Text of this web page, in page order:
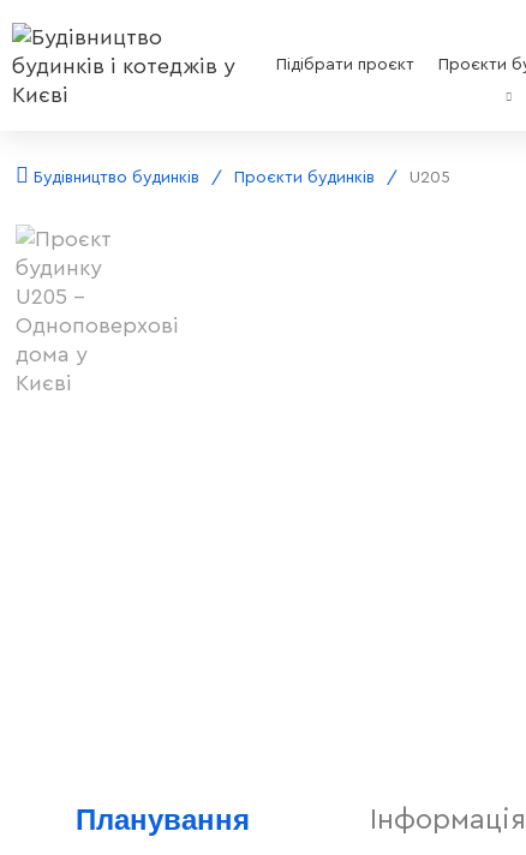
Підібрати проєкт Проєкти
Будівництво будинків Проєкти будинків U205
Планування